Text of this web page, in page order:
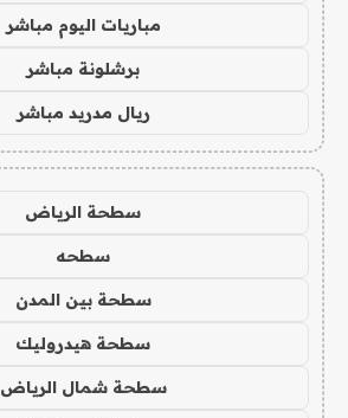
مباريات اليوم مباشر
برشلونة مباشر
ريال مدريد مباشر
سطحة الرياض
سطحه
سطحة بين المدن
سطحة هيدروليك
سطحة شمال الرياض